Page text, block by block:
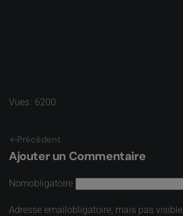
Vues : 6200
Précédent
Ajouter un Commentaire
Nomobligatoire
Adresse emailobligatoire, mais pas visible